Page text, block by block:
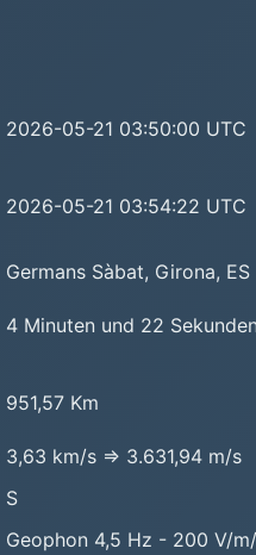
2026-05-21 03:50:00 UTC
2026-05-21 03:54:22 UTC
Germans Sàbat, Girona, ES
4 Minuten und 22
951,57 Km
3,63 km/s => 3.631,94 m/s
S
Geophon 4,5 Hz - 200 V/